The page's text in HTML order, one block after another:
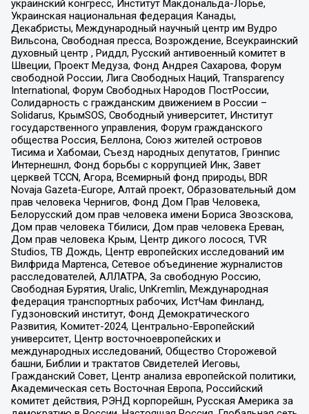
украинский конгресс, Институт Макдональда-Лорье,
Украинская национальная федерация Канады,
Декабристы, Международный научный центр им Вудро
Вильсона, Свободная пресса, Возрождение, Всеукраинский
духовный центр , Риддл, Русский антивоенный комитет в
Швеции, Проект Медуза, Фонд Андрея Сахарова, Форум
свободной России, Лига Свободных Наций, Transparеncy
International, Форум Свободных Народов ПостРоссии,
Солидарность с гражданским движением в России –
Solidarus, КрымSOS, Свободный университет, Институт
государственного управления, Форум гражданского
общества Россия, Беллона, Союз жителей островов
Тисима и Хабомаи, Съезд народных депутатов, Гринпис
Интернешнл, Фонд борьбы с коррупцией Инк, Завет
церквей TCCN, Агора, Всемирный фонд природы, BDR
Novaja Gazeta-Europe, Алтай проект, Образовательный дом
прав человека Чернигов, Фонд Дом Прав Человека,
Белорусский дом прав человека имени Бориса Звозскова,
Дом прав человека Тбилиси, Дом прав человека Ереван,
Дом прав человека Крым, Центр дикого лосося, TVR
Studios, ТВ Дождь, Центр европейских исследований им
Вилфрида Мартенса, Сетевое объединение журналистов
расследователей, АЛЛАТРА, За свободную Россию,
Свободная Бурятия, Uralic, UnKremlin, Международная
федерация транспортных рабочих, ИстЧам Финланд,
Гудзоновский институт, Фонд Демократического
Развития, Комитет-2024, Центрально-Европейский
университет, Центр восточноевропейских и
международных исследований, Общество Сторожевой
башни, Библии и трактатов Свидетелей Иеговы,
Гражданский Совет, Центр анализа европейской политики,
Академическая сеть Восточная Европа, Российский
комитет действия, РЭНД корпорейшн, Русская Америка за